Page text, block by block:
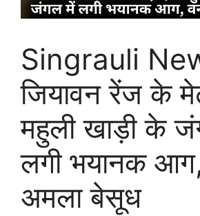
Singrauli
जियावन रेंज के
महुली खाड़ी के
लगी भयानक
अमला बेसूध